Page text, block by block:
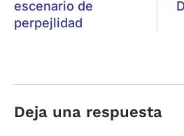
Deja una respuesta
Lo siento, debes estarconectado